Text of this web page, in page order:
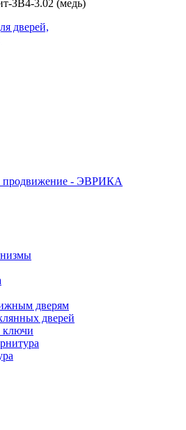
ЗВ4-3.02 (медь)
дверей,
продвижение - ЭВРИКА
дверям
дверей
ключи